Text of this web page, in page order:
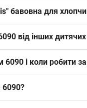
бавовна для
від інших
запит на
і коли робити
6090?